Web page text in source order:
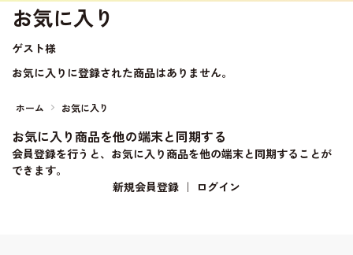
お気に入り
ゲスト様
お気に入りに登録された商品はありません。
ホーム お気に入り
お気に入り商品を他の端末と同期する
会員登録を行うと、お気に入り商品を他の端末と同期することが
できます。
新規会員登録 ｜ ログイン